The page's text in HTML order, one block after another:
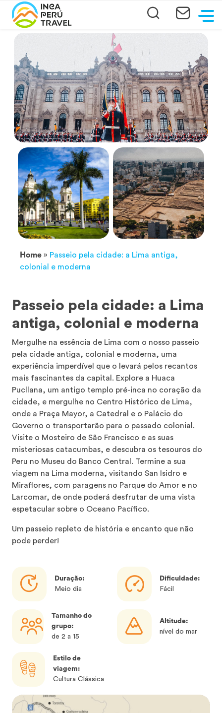
Home » Passeio pela cidade: a Lima antiga,
colonial e moderna
Passeio pela cidade: a Lima
antiga, colonial e moderna
Mergulhe na essência de Lima com o nosso passeio
pela cidade antiga, colonial e moderna, uma
experiência imperdível que o levará pelos recantos
mais fascinantes da capital. Explore a Huaca
Pucllana, um antigo templo pré-inca no coração da
cidade, e mergulhe no Centro Histórico de Lima,
onde a Praça Mayor, a Catedral e o Palácio do
Governo o transportarão para o passado colonial.
Visite o Mosteiro de São Francisco e as suas
misteriosas catacumbas, e descubra os tesouros do
Peru no Museu do Banco Central. Termine a sua
viagem na Lima moderna, visitando San Isidro e
Miraflores, com paragens no Parque do Amor e no
Larcomar, de onde poderá desfrutar de uma vista
espetacular sobre o Oceano Pacífico.
Um passeio repleto de história e encanto que não
pode perder!
Duração:
Meio dia
Dificuldade:
Fácil
Tamanho do
grupo:
de 2 a 15
Altitude:
nível do mar
Estilo de
viagem:
Cultura Clássica